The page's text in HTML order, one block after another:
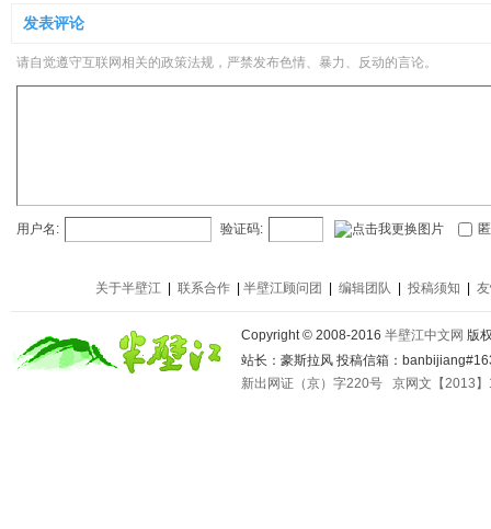
发表评论
请自觉遵守互联网相关的政策法规，严禁发布色情、暴力、反动的言论。
用户名: 验证码:
关于半壁江 联系合作 半壁江顾问团 编辑团队 投稿须知
Copyright © 2008-2016 半壁江中文网 版
站长：豪斯拉风 投稿信箱：
新出网证（京）字220号
京网文【2013